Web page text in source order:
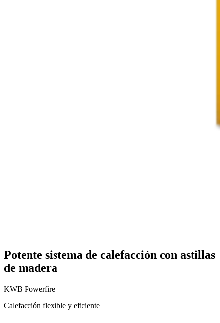
Potente sistema de calefacción con astillas
de madera
KWB Powerfire
Calefacción flexible y eficiente